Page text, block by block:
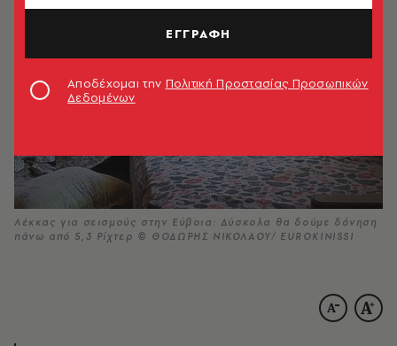
Λέκκας για σεισμούς στην Εύβοια: Δύσκολα θα δούμε δόνηση
πάνω από 5,3 Ρίχτερ © ΘΟΔΩΡΗΣ ΝΙΚΟΛΑΟΥ/ EUROKINISSI
ΕΓΓΡΑΦΗ
Αποδέχομαι την Πολιτική Προστασίας Προσωπικών
Δεδομένων